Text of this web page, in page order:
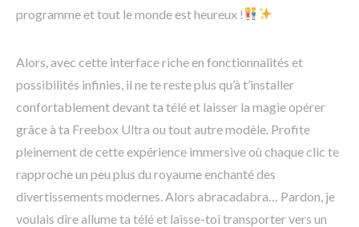
programme et tout le monde est heureux !
Alors, avec cette interface riche en fonctionnalités et
possibilités infinies, il ne te reste plus qu’à t’installer
confortablement devant ta télé et laisser la magie opérer
grâce à ta Freebox Ultra ou tout autre modèle. Profite
pleinement de cette expérience immersive où chaque clic te
rapproche un peu plus du royaume enchanté des
divertissements modernes. Alors abracadabra… Pardon, je
voulais dire allume ta télé et laisse-toi transporter vers un